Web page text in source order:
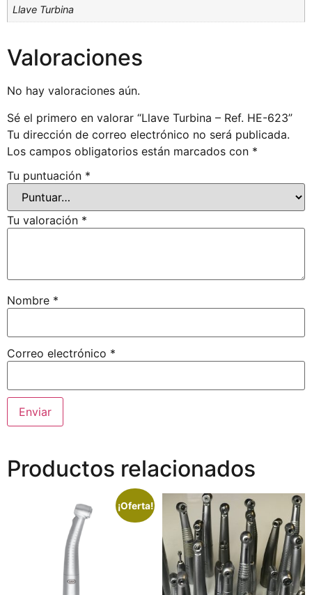
Llave Turbina
Valoraciones
No hay valoraciones aún.
Sé el primero en valorar “Llave Turbina – Ref. HE-623”
Tu dirección de correo electrónico no será publicada.
Los campos obligatorios están marcados con *
Tu puntuación *
Tu valoración *
Nombre *
Correo electrónico *
Productos relacionados
¡Oferta!